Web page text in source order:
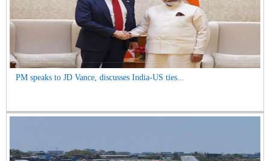
PM speaks to JD Vance, discusses India-US ties...